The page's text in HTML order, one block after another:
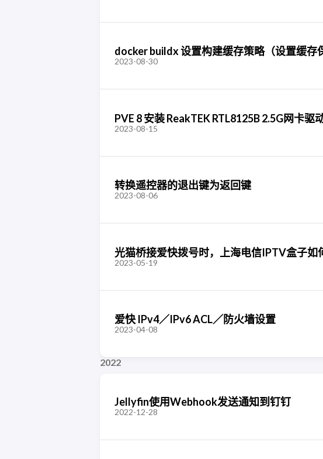
docker buildx 设置构建缓存策略（设置缓存
2023-08-30
PVE 8 安装 ReakTEK RTL8125B 2.5G网卡驱
2023-08-15
转换遥控器的退出键为返回键
2023-08-06
光猫桥接爱快拨号时，上海电信IPTV盒子如
2023-05-19
爱快 IPv4／IPv6 ACL／防火墙设置
2023-04-08
2022
Jellyfin使用Webhook发送通知到钉钉
2022-12-28